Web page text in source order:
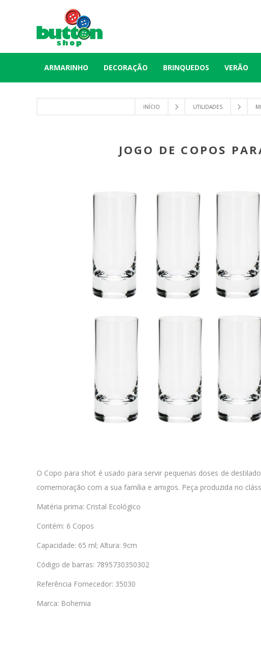
ARMARINHO DECORAÇÃO BRINQUEDOS VERÃO
INÍCIO UTILIDADES
JOGO DE COPOS
O Copo para shot é usado para servir pequenas doses de
comemoração com a sua família e amigos. Peça produzida no
Matéria prima: Cristal Ecológico
Contém: 6 Copos
Capacidade: 65 ml; Altura: 9cm
Código de barras: 7895730350302
Referência Fornecedor: 35030
Marca: Bohemia